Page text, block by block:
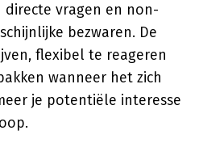
vragen en non-
bezwaren. De
flexibel te reageren
wanneer het zich
je potentiële interesse